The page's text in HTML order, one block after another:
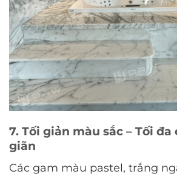
7. Tối giản màu sắc – Tối
giãn
Các gam màu pastel, trắng